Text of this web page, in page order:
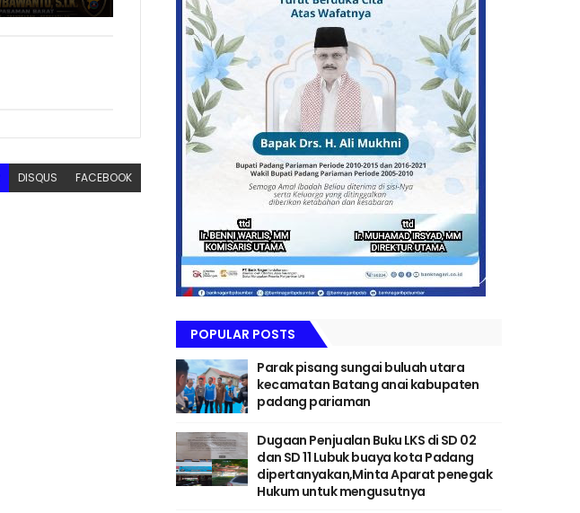
DISQUS FACEBOOK
POPULAR POSTS
Parak pisang sungai buluah utara
kecamatan Batang anai kabupaten
padang pariaman
Dugaan Penjualan Buku LKS di SD 02
dan SD 11 Lubuk buaya kota Padang
dipertanyakan,Minta Aparat penegak
Hukum untuk mengusutnya